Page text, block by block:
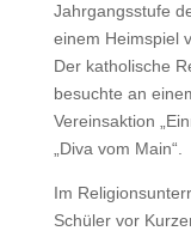
Jahrgangsstufe
einem Heimspiel
Der katholische
besuchte an
Vereinsaktion
„Diva vom Main“.
Im
Schüler vor